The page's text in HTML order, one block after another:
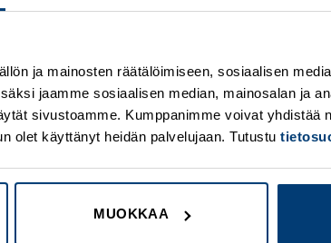
ja mainosten räätälöimiseen, sosiaalisen
jaamme sosiaalisen median, mainosalan ja
sivustoamme. Kumppanimme voivat yhdistää
olet käyttänyt heidän palvelujaan. Tutustu
MUOKKAA